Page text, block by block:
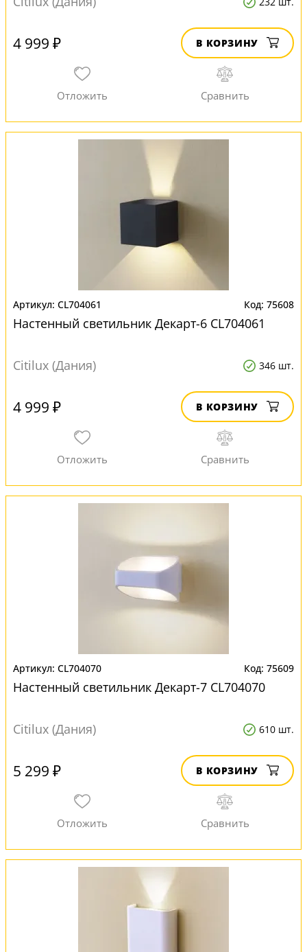
4 999 ₽ В КОРЗИНУ
CL704061 75608
Настенный светильник Декарт-6 CL704061
Citilux (Дания) 346 шт.
4 999 ₽ В КОРЗИНУ
CL704070 75609
Настенный светильник Декарт-7 CL704070
Citilux (Дания) 610 шт.
5 299 ₽ В КОРЗИНУ